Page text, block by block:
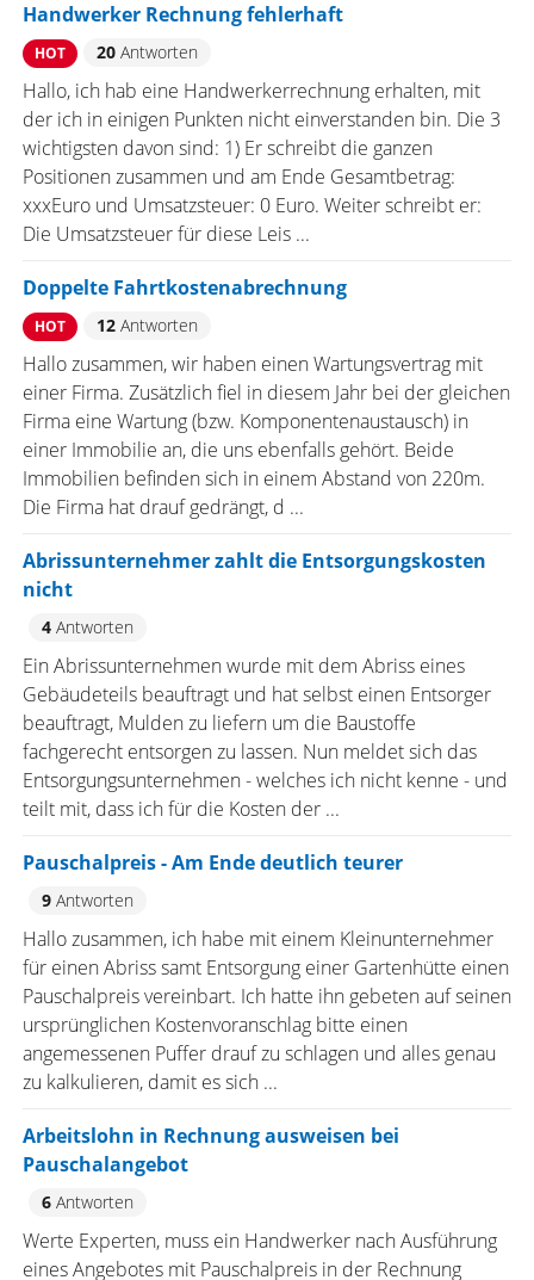
Handwerker Rechnung fehlerhaft
HOT 20Antworten
Hallo, ich hab eine Handwerkerrechnung erhalten, mit
der ich in einigen Punkten nicht einverstanden bin. Die 3
wichtigsten davon sind: 1) Er schreibt die ganzen
Positionen zusammen und am Ende Gesamtbetrag:
xxxEuro und Umsatzsteuer: 0 Euro. Weiter schreibt er:
Die Umsatzsteuer für diese Leis ...
Doppelte Fahrtkostenabrechnung
HOT 12Antworten
Hallo zusammen, wir haben einen Wartungsvertrag mit
einer Firma. Zusätzlich fiel in diesem Jahr bei der gleichen
Firma eine Wartung (bzw. Komponentenaustausch) in
einer Immobilie an, die uns ebenfalls gehört. Beide
Immobilien befinden sich in einem Abstand von 220m.
Die Firma hat drauf gedrängt, d ...
Abrissunternehmer zahlt die Entsorgungskosten
nicht
4Antworten
Ein Abrissunternehmen wurde mit dem Abriss eines
Gebäudeteils beauftragt und hat selbst einen Entsorger
beauftragt, Mulden zu liefern um die Baustoffe
fachgerecht entsorgen zu lassen. Nun meldet sich das
Entsorgungsunternehmen - welches ich nicht kenne - und
teilt mit, dass ich für die Kosten der ...
Pauschalpreis - Am Ende deutlich teurer
9Antworten
Hallo zusammen, ich habe mit einem Kleinunternehmer
für einen Abriss samt Entsorgung einer Gartenhütte einen
Pauschalpreis vereinbart. Ich hatte ihn gebeten auf seinen
ursprünglichen Kostenvoranschlag bitte einen
angemessenen Puffer drauf zu schlagen und alles genau
zu kalkulieren, damit es sich ...
Arbeitslohn in Rechnung ausweisen bei
Pauschalangebot
6Antworten
Werte Experten, muss ein Handwerker nach Ausführung
eines Angebotes mit Pauschalpreis in der Rechnung